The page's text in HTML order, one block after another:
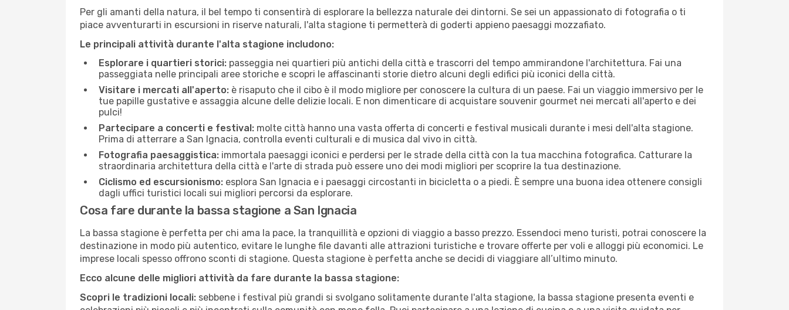
Per gli amanti della natura, il bel tempo ti consentirà di esplorare la bellezza naturale dei dintorni. Se sei un appassionato di fotografia o ti
piace avventurarti in escursioni in riserve naturali, l'alta stagione ti permetterà di goderti appieno paesaggi mozzafiato.
Le principali attività durante l'alta stagione includono:
Esplorare i quartieri storici: passeggia nei quartieri più antichi della città e trascorri del tempo ammirandone l'architettura. Fai una
passeggiata nelle principali aree storiche e scopri le affascinanti storie dietro alcuni degli edifici più iconici della città.
Visitare i mercati all'aperto: è risaputo che il cibo è il modo migliore per conoscere la cultura di un paese. Fai un viaggio immersivo per le
tue papille gustative e assaggia alcune delle delizie locali. E non dimenticare di acquistare souvenir gourmet nei mercati all'aperto e dei
pulci!
Partecipare a concerti e festival: molte città hanno una vasta offerta di concerti e festival musicali durante i mesi dell'alta stagione.
Prima di atterrare a San Ignacia, controlla eventi culturali e di musica dal vivo in città.
Fotografia paesaggistica: immortala paesaggi iconici e perdersi per le strade della città con la tua macchina fotografica. Catturare la
straordinaria architettura della città e l'arte di strada può essere uno dei modi migliori per scoprire la tua destinazione.
Ciclismo ed escursionismo: esplora San Ignacia e i paesaggi circostanti in bicicletta o a piedi. È sempre una buona idea ottenere consigli
dagli uffici turistici locali sui migliori percorsi da esplorare.
Cosa fare durante la bassa stagione a San Ignacia
La bassa stagione è perfetta per chi ama la pace, la tranquillità e opzioni di viaggio a basso prezzo. Essendoci meno turisti, potrai conoscere la
destinazione in modo più autentico, evitare le lunghe file davanti alle attrazioni turistiche e trovare offerte per voli e alloggi più economici. Le
imprese locali spesso offrono sconti di stagione. Questa stagione è perfetta anche se decidi di viaggiare all’ultimo minuto.
Ecco alcune delle migliori attività da fare durante la bassa stagione:
Scopri le tradizioni locali: sebbene i festival più grandi si svolgano solitamente durante l'alta stagione, la bassa stagione presenta eventi e